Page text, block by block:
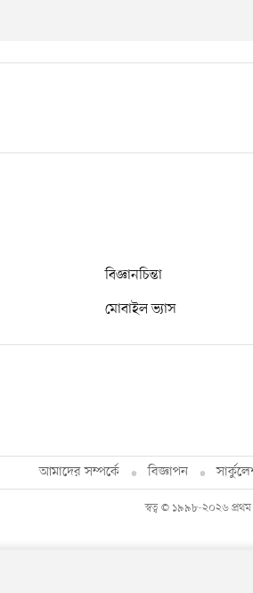
বিজ্ঞানচিন্তা
মোবাইল ভ্যাস
আমাদের সম্পর্কে বিজ্ঞাপন
স্বত্ব © ১৯৯৮-২০২৬